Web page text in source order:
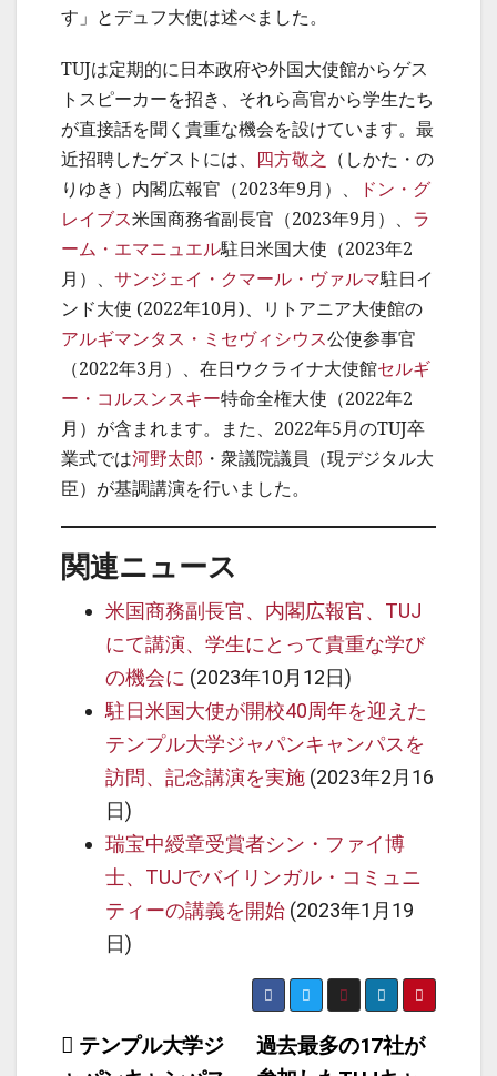
す」とデュフ大使は述べました。
TUJは定期的に日本政府や外国大使館からゲス
トスピーカーを招き、それら高官から学生たち
が直接話を聞く貴重な機会を設けています。最
近招聘したゲストには、 四方敬之 （しかた・の
りゆき）内閣広報官（2023年9月）、
ドン・グ
レイブス米国商務省副長官（2023年9月）、 ラ
ーム・エマニュエル駐日米国大使（2023年2
月）、 サンジェイ・クマール・ヴァルマ駐日イ
ンド大使 (2022年10月)、リトアニア大使館の
アルギマンタス・ミセヴィシウス公使参事官
（2022年3月）、在日ウクライナ大使館セルギ
ー・コルスンスキー特命全権大使（2022年2
月）が含まれます。また、2022年5月のTUJ卒
業式では河野太郎 ・衆議院議員（現デジタル大
臣）が基調講演を行いました。
関連ニュース
米国商務副長官、内閣広報官、TUJ
にて講演、学生にとって貴重な学び
の機会に (2023年10月12日)
駐日米国大使が開校40周年を迎えた
テンプル大学ジャパンキャンパスを
訪問、記念講演を実施 (2023年2月16
日)
瑞宝中綬章受賞者シン・ファイ博
士、TUJでバイリンガル・コミュニ
ティーの講義を開始 (2023年1月19
日)
投
過去最多の17社が
テンプル大学ジ